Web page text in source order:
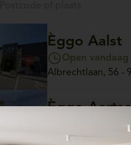
Èggo Aalst
Open
Albrechtlaan, 56 -
Èggo
Open